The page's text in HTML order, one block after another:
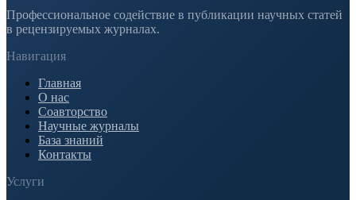
Профессиональное содействие в публикации научных статей
в рецензируемых журналах.
Навигация
Главная
О нас
Соавторство
Научные журналы
База знаний
Контакты
Услуги